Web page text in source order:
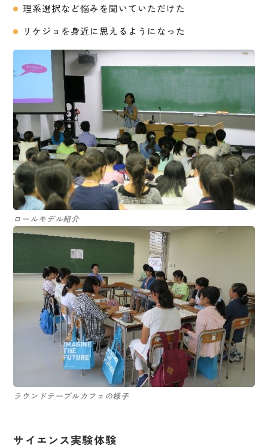
理系選択など悩みを聞いていただけた
リケジョを身近に思えるようになった
ロールモデル紹介
ラウンドテーブルカフェの様子
サイエンス実験体験